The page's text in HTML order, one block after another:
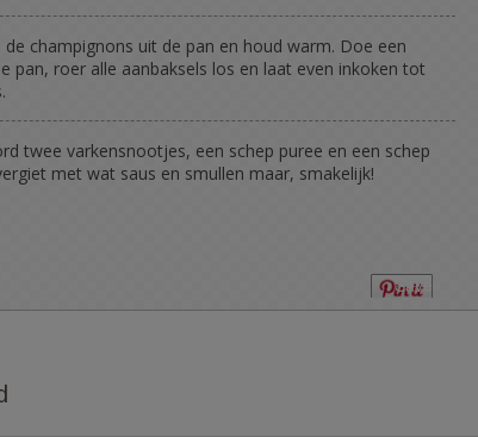
de champignons uit de pan en houd warm. Doe een
pan, roer alle aanbaksels los en laat even inkoken tot
twee varkensnootjes, een schep puree en een schep
met wat saus en smullen maar, smakelijk!
Save